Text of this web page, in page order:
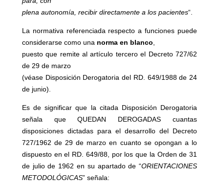
plena autonomía, recibir directamente a los pacientes“.
La normativa referenciada respecto a funciones puede
considerarse como una norma en blanco
puesto que remite al artículo tercero el Decreto 727/62
de 29 de marzo
(véase Disposición Derogatoria del RD. 649/1988 de 24
de junio).
Es de significar que la citada Disposición Derogatoria
señala que QUEDAN DEROGADAS cuantas
disposiciones dictadas para el desarrollo del Decreto
727/1962 de 29 de marzo en cuanto se opongan a lo
dispuesto en el RD. 649/88, por los que la Orden de 31
de julio de 1962 en su apartado de “ORIENTACIONES
METODOLÓGICAS” señala: